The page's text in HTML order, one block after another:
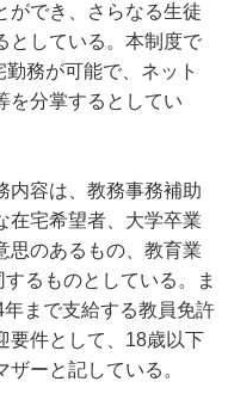
ができ、さらなる生徒
としている。本制度で
務が可能で、ネット
を分掌するとしてい
容は、教務事務補助
在宅希望者、大学卒業
思のあるもの、教育業
るものとしている。ま
まで支給する教員免許
要件として、18歳以下
ーと記している。